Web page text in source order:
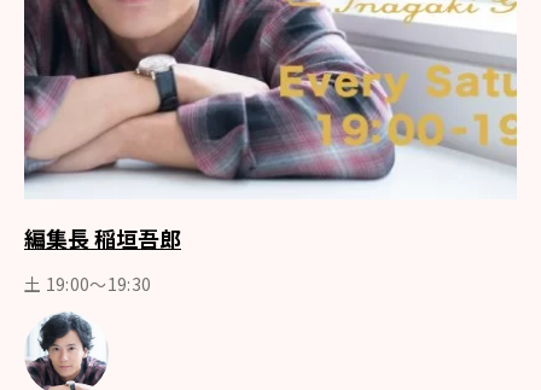
編集長 稲垣吾郎
土 19:00～19:30